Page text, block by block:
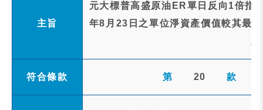
主旨
元大標普高盛原油ER單日反向1倍指
年8月23日之單位淨資產價值較其最
符合條款 第 20 款